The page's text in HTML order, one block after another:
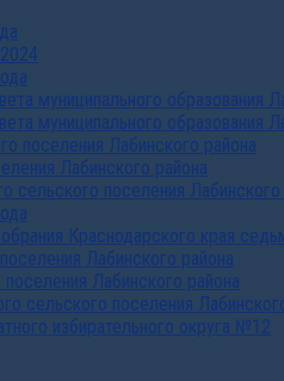
муниципального образования
муниципального образования
поселения Лабинского района
Лабинского района
поселения Лабинского
Краснодарского края
Лабинского района
Лабинского района
сельского поселения
избирательного округа №12